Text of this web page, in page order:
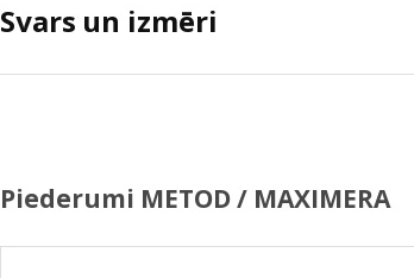
Svars un izmēri
Piederumi METOD / MAXIMERA